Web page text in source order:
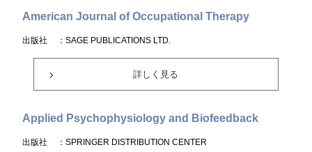
American Journal of Occupational Therapy
出版社 ：SAGE PUBLICATIONS LTD.
詳しく見る
Applied Psychophysiology and Biofeedback
出版社 ：SPRINGER DISTRIBUTION CENTER